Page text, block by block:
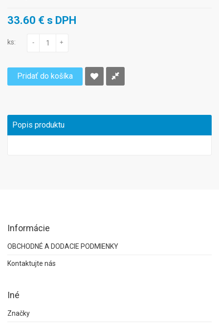
33.60 € s DPH
ks: - +
Pridať do košíka
Popis produktu
Informácie
OBCHODNÉ A DODACIE PODMIENKY
Kontaktujte nás
Iné
Značky